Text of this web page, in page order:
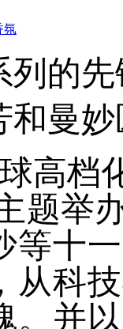
氛
列的
和曼
高档
题举
等十
从科
。并